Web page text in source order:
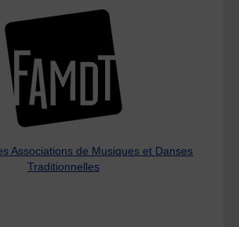
Associations de Musiques et Danses
Traditionnelles